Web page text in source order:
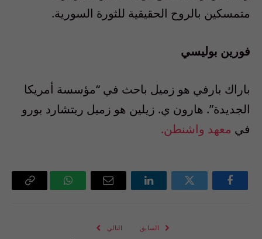
متمسكين بالروح الحقيقية للثورة السورية.
فورين بوليسي
باراك بارفي هو زميل باحث في “مؤسسة أمريكا
الجديدة”. هارون ي. زيلين هو زميل ريتشارد بورو
في معهد واشنطن.
فيسبوك تويتر لينكدإن
البريد
واتساب Copy
السابق التالي